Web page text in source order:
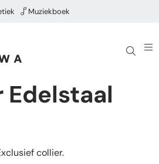
Muziekboek
Edelstaal
collier.